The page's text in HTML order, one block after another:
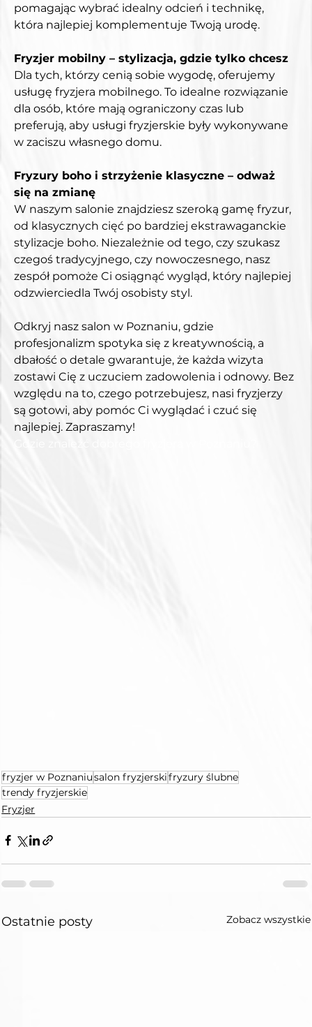
pomagając wybrać idealny odcień i technikę,
która najlepiej komplementuje Twoją urodę.
Fryzjer mobilny – stylizacja, gdzie tylko chcesz
Dla tych, którzy cenią sobie wygodę, oferujemy
usługę fryzjera mobilnego. To idealne rozwiązanie
dla osób, które mają ograniczony czas lub
preferują, aby usługi fryzjerskie były wykonywane
w zaciszu własnego domu.
Fryzury boho i strzyżenie klasyczne – odważ
się na zmianę
W naszym salonie znajdziesz szeroką gamę fryzur,
od klasycznych cięć po bardziej ekstrawaganckie
stylizacje boho. Niezależnie od tego, czy szukasz
czegoś tradycyjnego, czy nowoczesnego, nasz
zespół pomoże Ci osiągnąć wygląd, który najlepiej
odzwierciedla Twój osobisty styl.
Odkryj nasz salon w Poznaniu, gdzie
profesjonalizm spotyka się z kreatywnością, a
dbałość o detale gwarantuje, że każda wizyta
zostawi Cię z uczuciem zadowolenia i odnowy. Bez
względu na to, czego potrzebujesz, nasi fryzjerzy
są gotowi, aby pomóc Ci wyglądać i czuć się
najlepiej. Zapraszamy!
fryzjer w Poznaniusalon fryzjerskifryzury ślubne
trendy fryzjerskie
Fryzjer
Ostatnie posty Zobacz wszystkie